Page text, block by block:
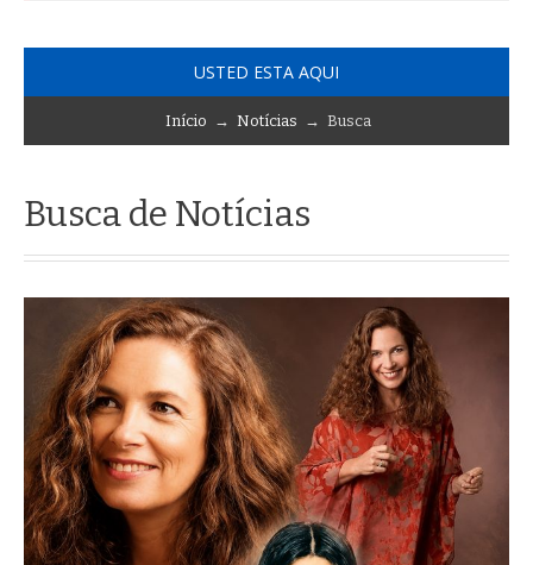
USTED ESTA AQUI
Início → Notícias → Busca
Busca de Notícias